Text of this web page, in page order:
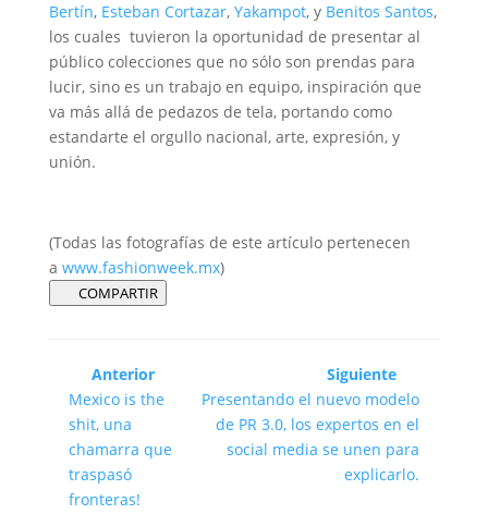
Bertín,Esteban Cortazar, Yakampot, y Benitos Santos,
los cuales tuvieron la oportunidad de presentar al
público colecciones que no sólo son prendas para
lucir, sino es un trabajo en equipo, inspiración que
va más allá de pedazos de tela, portando como
estandarte el orgullo nacional, arte, expresión, y
unión.
(Todas las fotografías de este artículo pertenecen
a www.fashionweek.mx)
COMPARTIR
Anterior
Mexico is the
shit, una
chamarra que
traspasó
fronteras!
Siguiente
Presentando el nuevo modelo
de PR 3.0, los expertos en el
social media se unen para
explicarlo.